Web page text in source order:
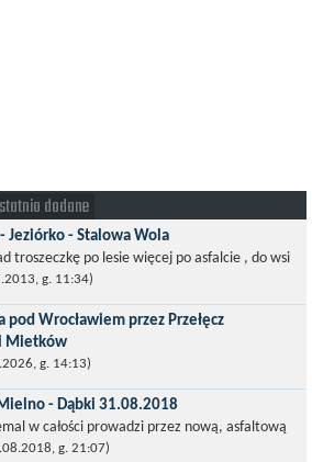
dodane
Jeziórko - Stalowa Wola
troszeczkę po lesie więcej po asfalcie , do wsi
, kopalni siarki również nie ma , a ci co
g. 11:34)
pod Wrocławiem przez Przełęcz
Mietków
pod Wrocławiem, raczej płaska z jednym
na Przełęcz Sulistrowicką od strony Olesznej.
na...
g. 14:13)
- Dąbki 31.08.2018
w całości prowadzi przez nową, asfaltową
(od Dąbek do Iwięcina wzdłuż drogi 203).
g. 21:07)